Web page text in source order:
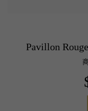
Pavillon